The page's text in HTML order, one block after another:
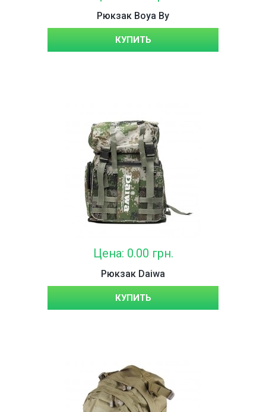
Рюкзак Boya By
КУПИТЬ
Цена: 0.00 грн.
Рюкзак Daiwa
КУПИТЬ